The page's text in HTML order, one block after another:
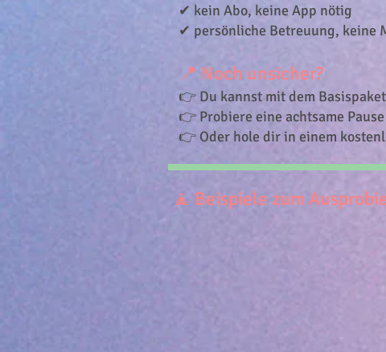
✔ kein Abo, keine App nötig
✔ persönliche Betreuung, keine
📍 Noch unsicher?
👉 Du kannst mit dem
👉 Probiere eine achtsame
👉 Oder hole dir in einem
🧘 Beispiele zum